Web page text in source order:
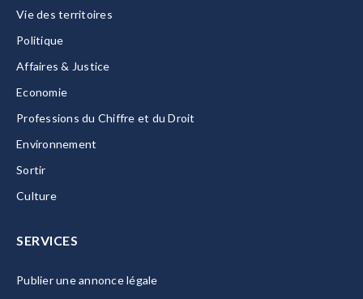
Vie des territoires
Politique
Affaires & Justice
Economie
Professions du Chiffre et du Droit
Environnement
Sortir
Culture
SERVICES
Publier une annonce légale